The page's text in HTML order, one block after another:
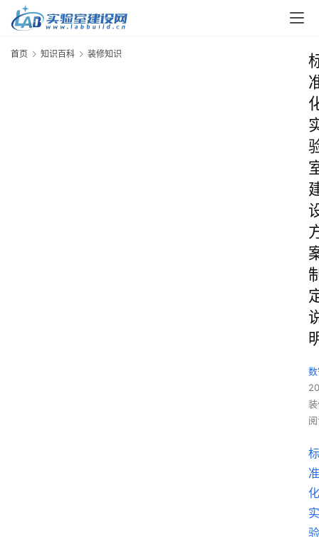
首页 知识百科 装修知识
标
准
化
实
验